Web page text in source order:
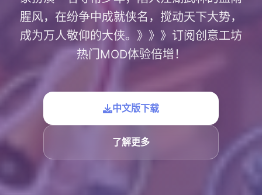
腥风，在纷争中成就侠名，搅动天下大势，
成为万人敬仰的大侠。》》》订阅创意工坊
热门MOD体验倍增！
中文版下载
了解更多